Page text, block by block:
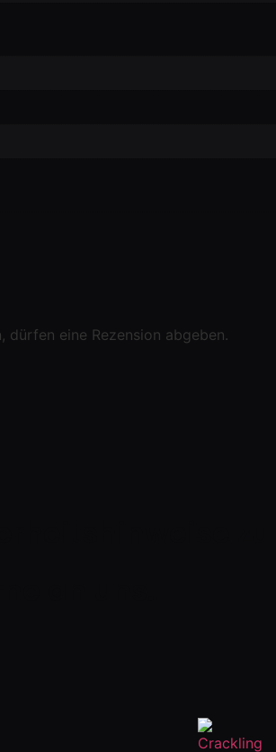
dürfen eine Rezension abgeben.